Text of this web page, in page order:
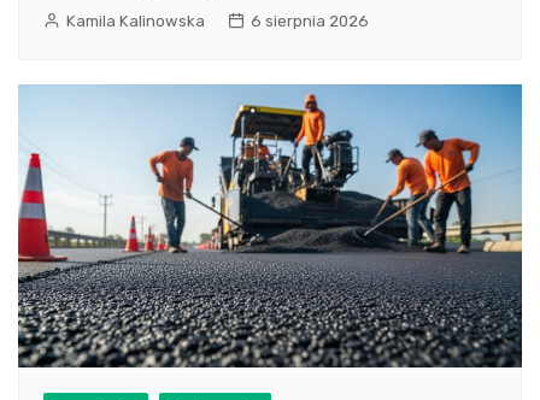
Kamila Kalinowska 6 sierpnia 2026